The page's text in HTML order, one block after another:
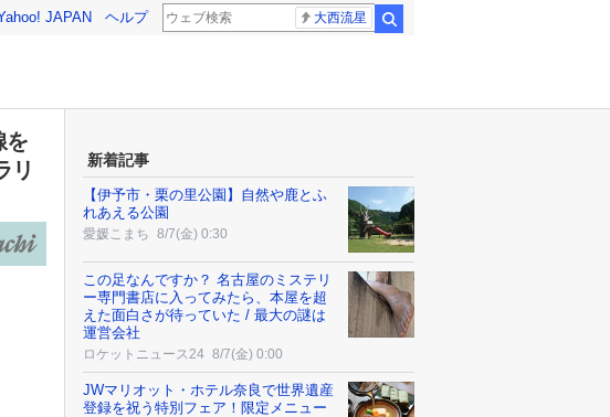
JAPAN ヘルプ 大西流星
を
リ
新着記事
【伊予市・栗の里公園】自然や鹿とふ
れあえる公園
愛媛こまち 8/7(金) 0:30
この足なんですか？ 名古屋のミステリ
ー専門書店に入ってみたら、本屋を超
えた面白さが待っていた / 最大の謎は
運営会社
ロケットニュース24 8/7(金) 0:00
JWマリオット・ホテル奈良で世界遺産
登録を祝う特別フェア！限定メニュー